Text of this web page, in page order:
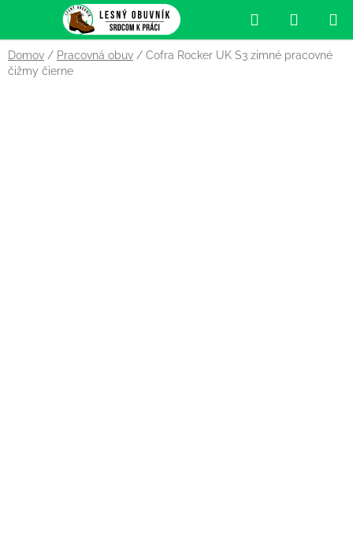
obsah
Hľadať
KOŠÍK
Domov / Pracovná obuv / Cofra Rocker UK S3 zimné pracovné
čižmy čierne